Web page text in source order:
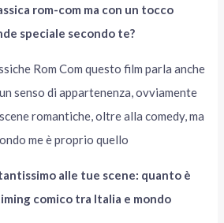
rom-com ma con un tocco
speciale secondo te?
Rom Com questo film parla anche
senso di appartenenza, ovviamente
scene romantiche, oltre alla comedy, ma
me è proprio quello
alle tue scene: quanto è
comico tra Italia e mondo